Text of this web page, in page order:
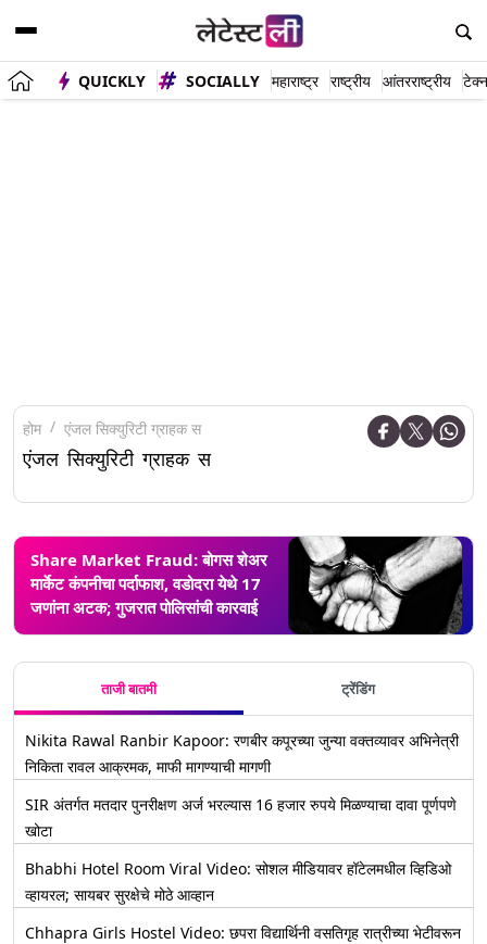
QUICKLY SOCIALLY महाराष्ट्र राष्ट्रीय आंतरराष्ट्रीय
होम एंजल सिक्युरिटी ग्राहक स
एंजल सिक्युरिटी ग्राहक स
Share Market Fraud: बोगस शेअर
मार्केट कंपनीचा पर्दाफाश, वडोदरा येथे 17
जणांना अटक; गुजरात पोलिसांची कारवाई
ताजी बातमी ट्रेंडिंग
Nikita Rawal Ranbir Kapoor: रणबीर कपूरच्या जुन्या वक्तव्यावर अभिनेत्री
निकिता रावल आक्रमक, माफी मागण्याची मागणी
SIR अंतर्गत मतदार पुनरीक्षण अर्ज भरल्यास 16 हजार रुपये मिळण्याचा दावा पूर्णपणे
खोटा
Bhabhi Hotel Room Viral Video: सोशल मीडियावर हॉटेलमधील व्हिडिओ
व्हायरल; सायबर सुरक्षेचे मोठे आव्हान
Chhapra Girls Hostel Video: छपरा विद्यार्थिनी वसतिगृह रात्रीच्या भेटीवरून